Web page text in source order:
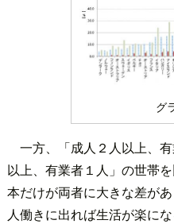
グ
一方、「成人２人以上、
以上、有業者１人」の世帯
本だけが両者に大きな差が
人働きに出れば生活が楽に